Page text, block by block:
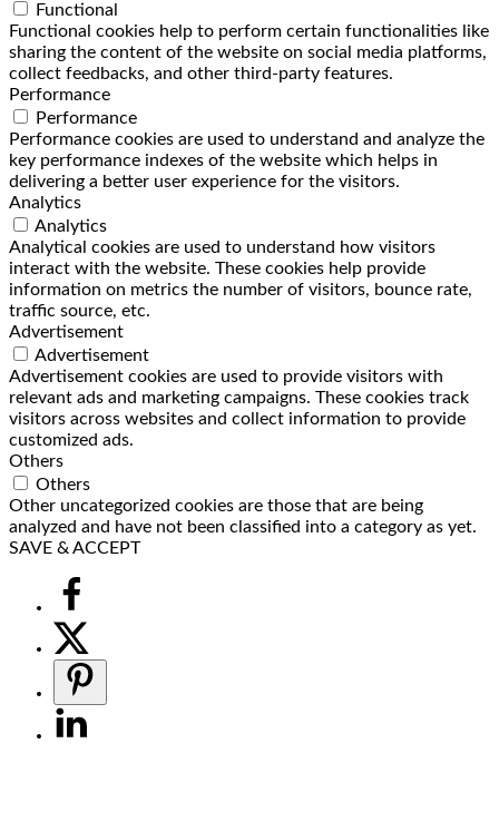
Functional
Functional cookies help to perform certain functionalities like
sharing the content of the website on social media platforms,
collect feedbacks, and other third-party features.
Performance
Performance
Performance cookies are used to understand and analyze the
key performance indexes of the website which helps in
delivering a better user experience for the visitors.
Analytics
Analytics
Analytical cookies are used to understand how visitors
interact with the website. These cookies help provide
information on metrics the number of visitors, bounce rate,
traffic source, etc.
Advertisement
Advertisement
Advertisement cookies are used to provide visitors with
relevant ads and marketing campaigns. These cookies track
visitors across websites and collect information to provide
customized ads.
Others
Others
Other uncategorized cookies are those that are being
analyzed and have not been classified into a category as yet.
SAVE & ACCEPT